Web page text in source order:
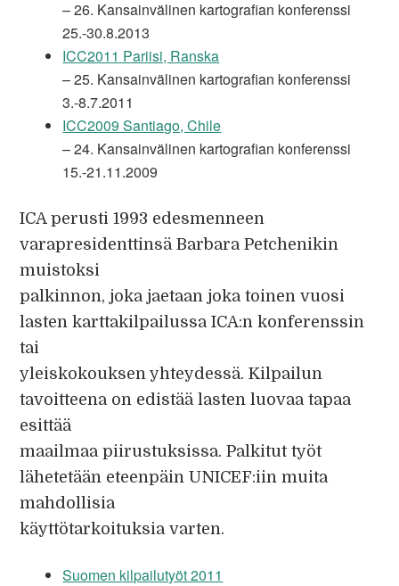
– 26. Kansainvälinen kartografian konferenssi
25.-30.8.2013
ICC2011 Pariisi, Ranska
– 25. Kansainvälinen kartografian konferenssi
3.-8.7.2011
ICC2009 Santiago, Chile
– 24. Kansainvälinen kartografian konferenssi
15.-21.11.2009
ICA perusti 1993 edesmenneen
varapresidenttinsä Barbara Petchenikin
muistoksi
palkinnon, joka jaetaan joka toinen vuosi
lasten karttakilpailussa ICA:n konferenssin
tai
yleiskokouksen yhteydessä. Kilpailun
tavoitteena on edistää lasten luovaa tapaa
esittää
maailmaa piirustuksissa. Palkitut työt
lähetetään eteenpäin UNICEF:iin muita
mahdollisia
käyttötarkoituksia varten.
Suomen kilpailutyöt 2011